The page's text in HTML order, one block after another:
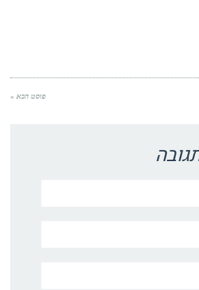
פוסט הבא »